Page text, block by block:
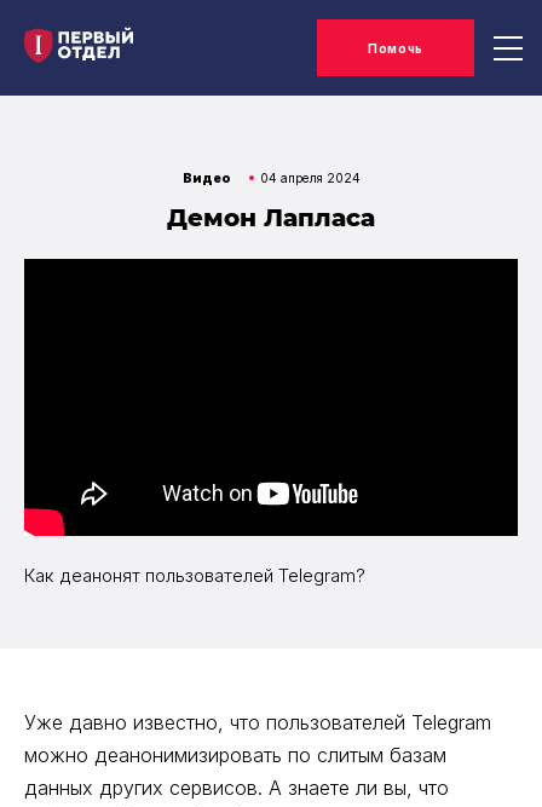
Помочь
Видео 04 апреля 2024
Демон Лапласа
Как деанонят пользователей Telegram?
Уже давно известно, что пользователей Telegram
можно деанонимизировать по слитым базам
данных других сервисов. А знаете ли вы, что